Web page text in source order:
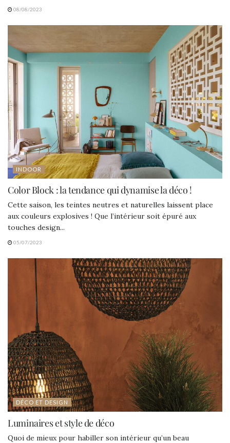
08/08/2023
INDOOR
Color Block : la tendance qui dynamise la déco !
Cette saison, les teintes neutres et naturelles laissent place
aux couleurs explosives ! Que l’intérieur soit épuré aux
touches design...
05/07/2023
DÉCO ET DESIGN
Luminaires et style de déco
Quoi de mieux pour habiller son intérieur qu’un beau